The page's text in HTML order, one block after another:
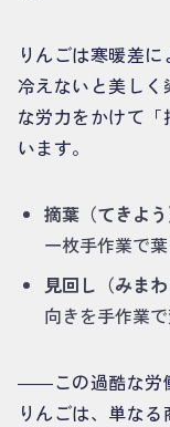
りんごは寒暖差
冷えないと美し
な労力をかけて
います。
摘葉（てきよう
一枚手作業で葉
見回し（みまわ
向きを手作業で
――この過酷な労
りんごは、単な